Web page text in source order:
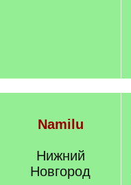
Namilu
Нижний
Новгород